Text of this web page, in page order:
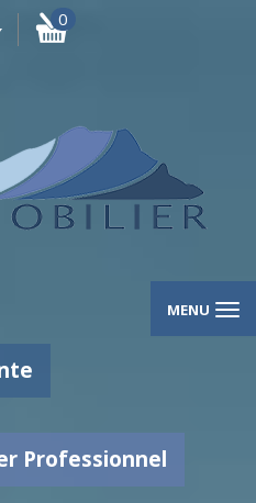
0
MENU
Professionnel